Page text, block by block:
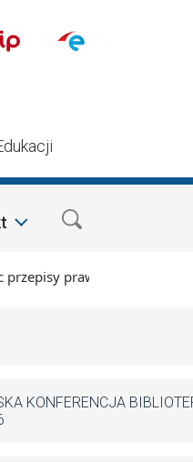
prawa i mając na
KONFERENCJA